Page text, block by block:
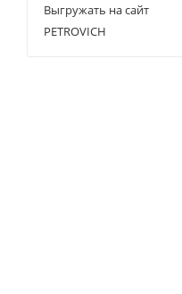
Выгружать на сайт
PETROVICH